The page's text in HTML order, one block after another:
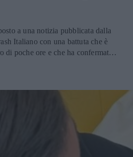
a una notizia pubblicata dalla
Italiano con una battuta che è
di poche ore e che ha confermato
apprezzate dai suoi fan.